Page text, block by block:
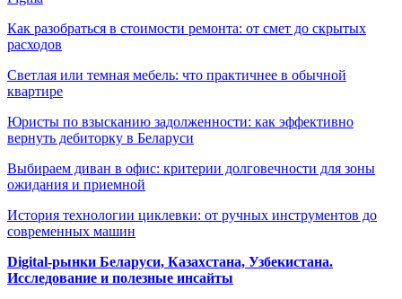
Как разобраться в стоимости ремонта: от смет до скрытых
расходов
Светлая или темная мебель: что практичнее в обычной
квартире
Юристы по взысканию задолженности: как эффективно
вернуть дебиторку в Беларуси
Выбираем диван в офис: критерии долговечности для зоны
ожидания и приемной
История технологии циклевки: от ручных инструментов до
современных машин
Digital-рынки Беларуси, Казахстана, Узбекистана.
Исследование и полезные инсайты